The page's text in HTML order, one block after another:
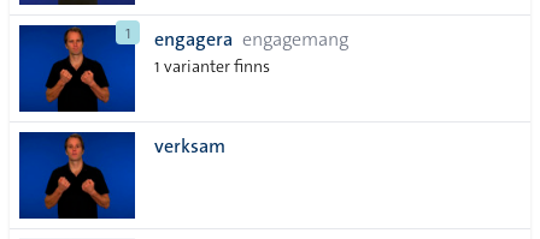
1 engagera engagemang
1 varianter finns
verksam